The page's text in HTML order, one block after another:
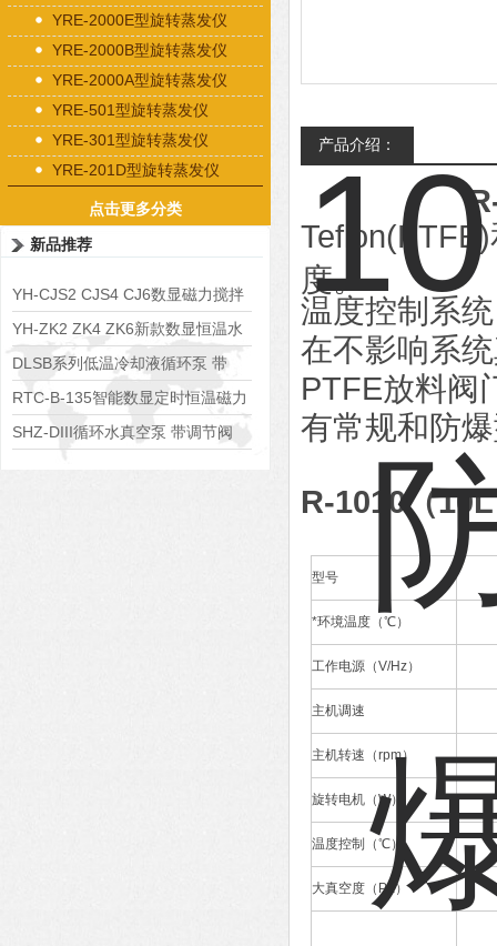
YRE-2000E型旋转蒸发仪
YRE-2000B型旋转蒸发仪
YRE-2000A型旋转蒸发仪
YRE-501型旋转蒸发仪
YRE-301型旋转蒸发仪
YRE-201D型旋转蒸发仪
点击更多分类
新品推荐
YH-CJS2 CJS4 CJ6数显磁力搅拌
水浴锅
YH-ZK2 ZK4 ZK6新款数显恒温水
浴锅
DLSB系列低温冷却液循环泵 带
S485通讯端口
RTC-B-135智能数显定时恒温磁力
搅拌器
SHZ-DIII循环水真空泵 带调节阀
产品介绍：
Teflon(PTFE)
度。
温度控制系
在不影响系
PTFE放料阀
有常规和防
R-1010（
型号
*环境温度（℃）
工作电源（V/Hz）
主机调速
主机转速（rpm）
旋转电机（W）
温度控制（℃）
大真空度（Pa）